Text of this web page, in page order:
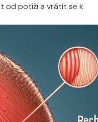
od potíží a​ vrátit se k⁤